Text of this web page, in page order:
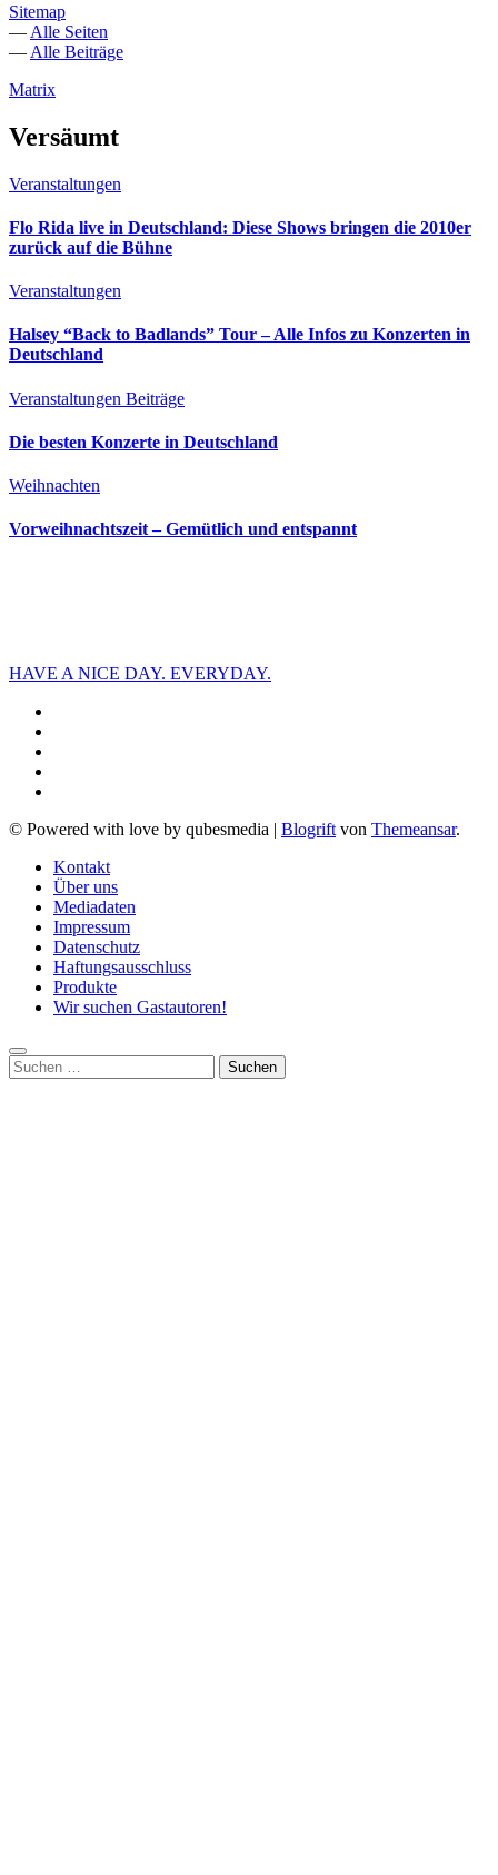
Sitemap
— Alle Seiten
— Alle Beiträge
Matrix
Versäumt
Veranstaltungen
Flo Rida live in Deutschland: Diese Shows bringen die 2010er
zurück auf die Bühne
Veranstaltungen
Halsey “Back to Badlands” Tour – Alle Infos zu Konzerten in
Deutschland
Veranstaltungen Beiträge
Die besten Konzerte in Deutschland
Weihnachten
Vorweihnachtszeit – Gemütlich und entspannt
HAVE A NICE DAY. EVERYDAY.
© Powered with love by qubesmedia | Blogrift von Themeansar.
Kontakt
Über uns
Mediadaten
Impressum
Datenschutz
Haftungsausschluss
Produkte
Wir suchen Gastautoren!
Suchen
nach: